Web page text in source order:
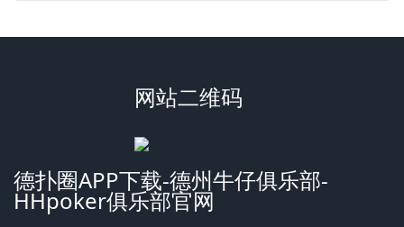
网站二维码
德扑圈APP下载-德州牛仔俱乐部-
HHpoker俱乐部官网